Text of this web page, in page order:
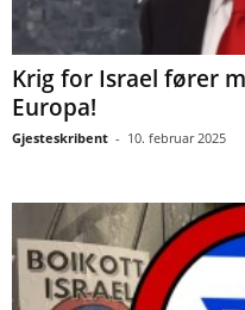
Krig for Israel fører
Europa!
Gjesteskribent - 10. februar 2025